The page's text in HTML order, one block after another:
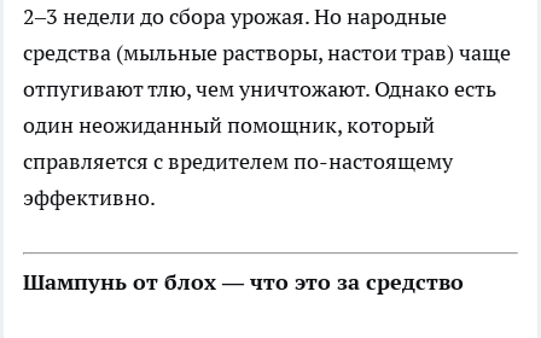
2–3 недели до сбора урожая. Но народные
средства (мыльные растворы, настои трав) чаще
отпугивают тлю, чем уничтожают. Однако есть
один неожиданный помощник, который
справляется с вредителем по-настоящему
эффективно.
Шампунь от блох — что это за средство